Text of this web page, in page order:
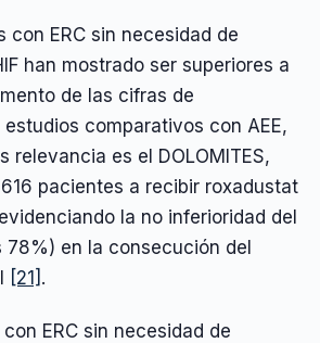
con ERC sin necesidad de
han mostrado ser superiores a
de las cifras de
estudios comparativos con AEE,
relevancia es el DOLOMITES,
pacientes a recibir roxadustat
la no inferioridad del
en la consecución del
[21] .
ERC sin necesidad de